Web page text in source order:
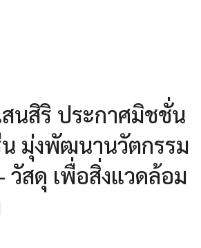
นสิริ ประกาศมิชชั่น
น มุ่งพัฒนานวัตกรรม
วัสดุ เพื่อสิ่งแวดล้อม